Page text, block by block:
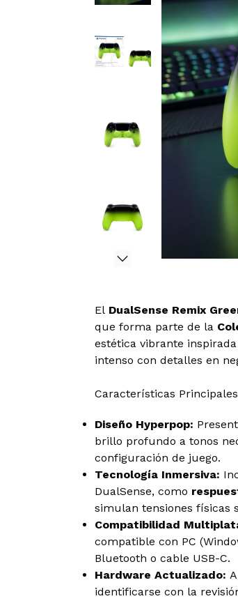
El DualSense Remix
que forma parte de la
estética vibrante
intenso con detalles en
Características Principales
Diseño Hyperpop:
brillo profundo a tonos
configuración de juego.
Tecnología Inmersiva:
DualSense, como
simulan tensiones físicas
Compatibilidad
compatible con PC
Bluetooth o cable USB-C.
Hardware Actualizado:
identificarse con la